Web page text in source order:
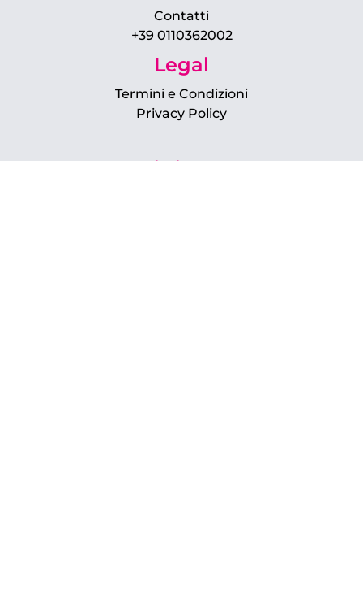
Contatti
+39 0110362002
Legal
Termini e Condizioni
Privacy Policy
Chi siamo?